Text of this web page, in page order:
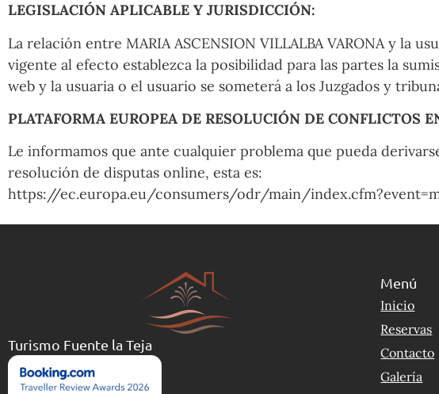
LEGISLACIÓN APLICABLE Y JURISDICCIÓN:
La relación entre MARIA ASCENSION VILLALBA VARONA y la
vigente al efecto establezca la posibilidad para las partes la
web y la usuaria o el usuario se someterá a los Juzgados y
PLATAFORMA EUROPEA DE RESOLUCIÓN DE CONFLICTOS
Le informamos que ante cualquier problema que pueda
resolución de disputas online, esta es:
https://ec.europa.eu/consumers/odr/main/
Turismo Fuente la Teja
Menú
Inicio
Reservas
Contacto
Galería